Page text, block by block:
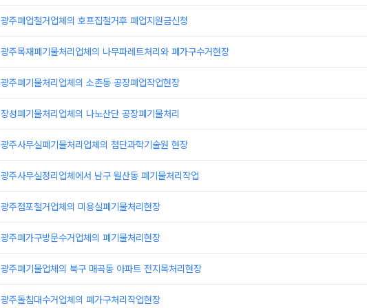
광주폐업철거업체의 호프집철거후 폐업지원금신청
광주목재폐기물처리업체의 나무파레트처리와 폐가구수거현장
광주폐기물처리업체의 소촌동 공장폐업작업현장
장성폐기물처리업체의 나노산단 공장폐기물처리
광주사무실폐기물처리업체의 첨단과학기술원 현장
광주사무실정리업체에서 남구 월산동 폐기물처리작업
광주점포철거업체의 미용실폐기물처리현장
광주폐가구방문수거업체의 폐기물처리현장
광주폐기물업체의 북구 매곡동 아파트 전지목처리현장
광주돌침대수거업체의 폐가구처리작업현장